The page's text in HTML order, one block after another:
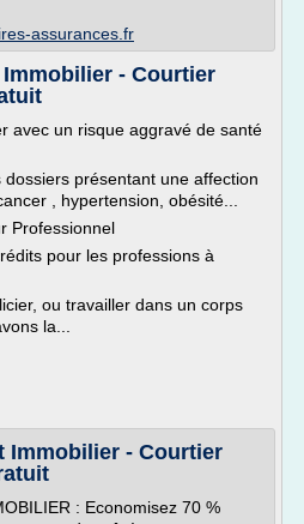
assurances.fr
- Courtier
avec un risque aggravé de santé
présentant une affection
, hypertension, obésité...
Professionnel
pour les professions à
ou travailler dans un corps
la...
Immobilier - Courtier
: Economisez 70 %